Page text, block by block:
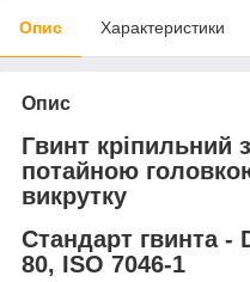
Опис Характеристики
Опис
Гвинт кріпильний
потайною
викрутку
Стандарт гвинта -
80, ISO 7046-1